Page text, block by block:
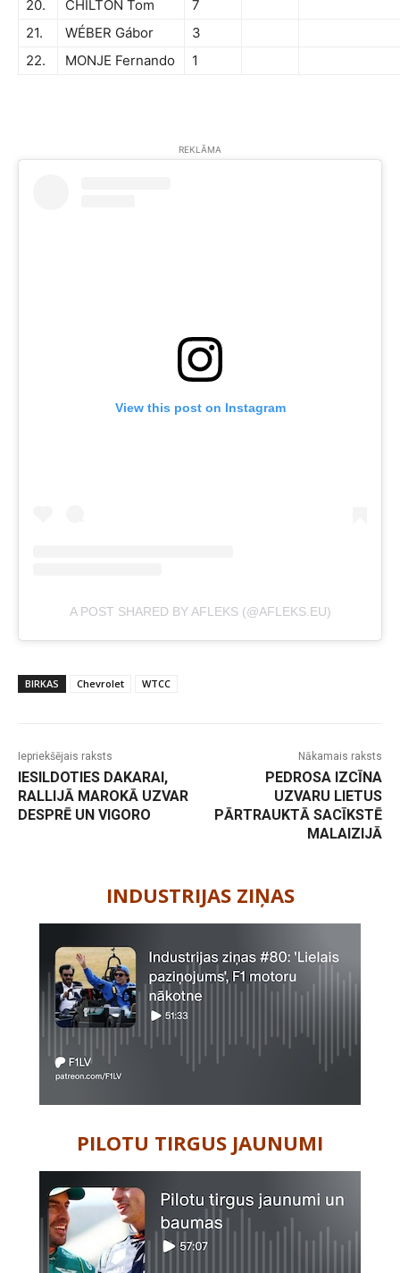
20. CHILTON Tom
7
21.
WÉBER Gábor
3
22.
MONJE Fernando 1
REKLĀMA
View this post on Instagram
A POST SHARED BY AFLEKS (@AFLEKS.EU)
BIRKAS Chevrolet WTCC
Iepriekšējais raksts
IESILDOTIES DAKARAI,
RALLIJĀ MAROKĀ UZVAR
DESPRĒ UN VIGORO
Nākamais raksts
PEDROSA IZCĪNA
UZVARU LIETUS
PĀRTRAUKTĀ SACĪKSTĒ
MALAIZIJĀ
INDUSTRIJAS ZIŅAS
PILOTU TIRGUS JAUNUMI